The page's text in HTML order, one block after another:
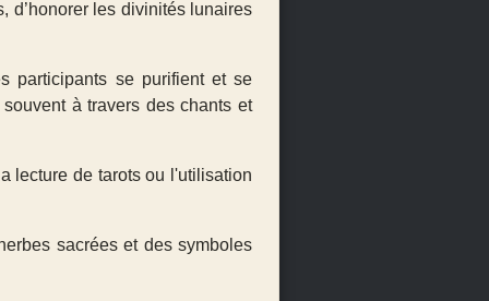
d’honorer les divinités lunaires
participants se purifient et se
à travers des chants et
lecture de tarots ou l'utilisation
sacrées et des symboles